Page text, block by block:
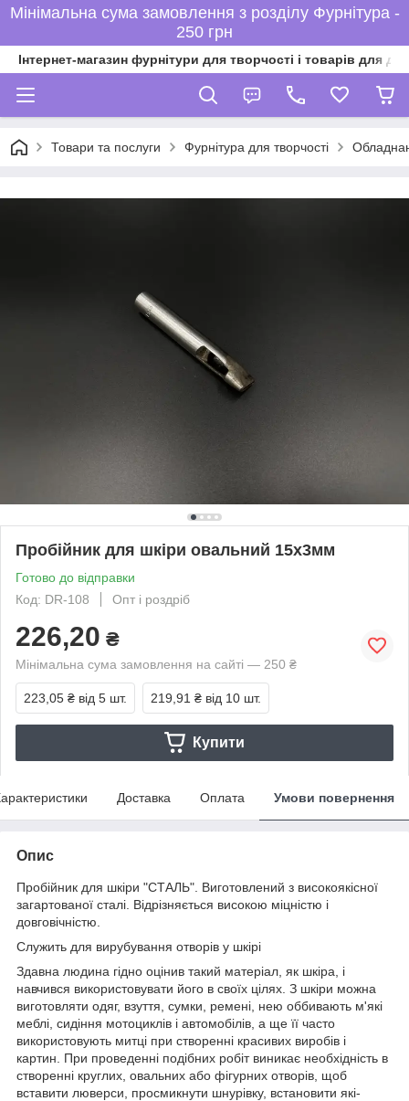
Мінімальна сума замовлення з розділу Фурнітура -
250 грн
Інтернет-магазин фурнітури для творчості і товарів для
Товари та послуги Фурнітура для творчості
Пробійник для шкіри овальний 15х3мм
Готово до відправки
Код: DR-108
Опт і роздріб
226,20 ₴
Мінімальна сума замовлення на сайті — 250 ₴
223,05 ₴ від 5 шт. 219,91 ₴ від 10 шт.
Купити
Доставка Оплата Умови повернення
Опис
Пробійник для шкіри "СТАЛЬ". Виготовлений з високоякісної
загартованої сталі. Відрізняється високою міцністю і
довговічністю.
Служить для вирубування отворів у шкірі
Здавна людина гідно оцінив такий матеріал, як шкіра, і
навчився використовувати його в своїх цілях. З шкіри можна
виготовляти одяг, взуття, сумки, ремені, нею оббивають м'які
меблі, сидіння мотоциклів і автомобілів, а ще її часто
використовують митці при створенні красивих виробів і
картин. При проведенні подібних робіт виникає необхідність в
створенні круглих, овальних або фігурних отворів, щоб
вставити люверси, просмикнути шнурівку, встановити які-